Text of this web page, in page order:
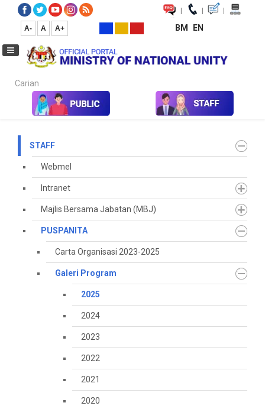
| | |
A- A A+ BM EN
Carian...
Staff PUSPANITA Galeri Program 2025
STAFF
Webmel
Intranet
Majlis Bersama Jabatan (MBJ)
PUSPANITA
Carta Organisasi 2023-2025
Galeri Program
2025
2024
2023
2022
2021
2020